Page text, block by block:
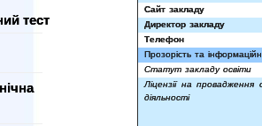
тест
Сайт закладу
Директор закладу
Телефон
Прозорість та
Статут закладу освіти
Ліцензії на провадження
діяльності